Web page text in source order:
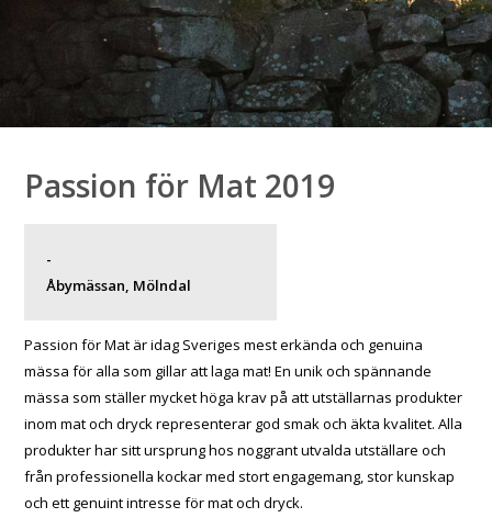
Passion för Mat 2019
-
Åbymässan, Mölndal
Passion för Mat är idag Sveriges mest erkända och genuina
mässa för alla som gillar att laga mat! En unik och spännande
mässa som ställer mycket höga krav på att utställarnas produkter
inom mat och dryck representerar god smak och äkta kvalitet. Alla
produkter har sitt ursprung hos noggrant utvalda utställare och
från professionella kockar med stort engagemang, stor kunskap
och ett genuint intresse för mat och dryck.